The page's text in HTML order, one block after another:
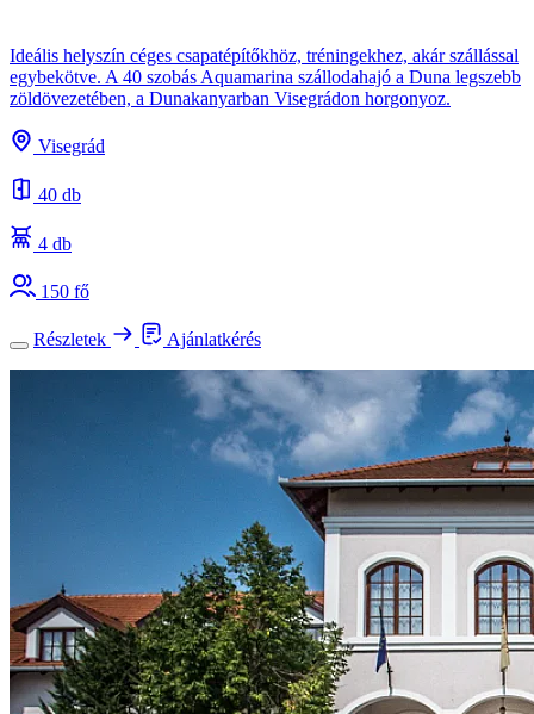
Ideális helyszín céges csapatépítőkhöz, tréningekhez, akár szállással
egybekötve. A 40 szobás Aquamarina szállodahajó a Duna legszebb
zöldövezetében, a Dunakanyarban Visegrádon horgonyoz.
Visegrád
40 db
4 db
150 fő
Részletek Ajánlatkérés